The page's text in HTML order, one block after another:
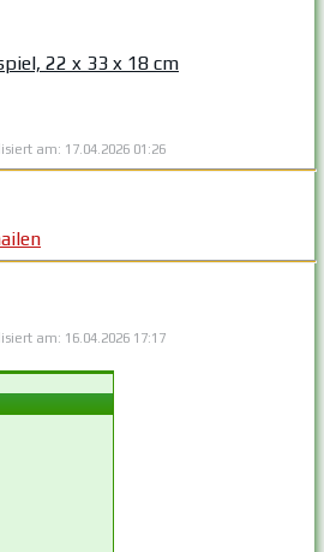
22 x 33 x 18 cm
am: 17.04.2026 01:26
am: 16.04.2026 17:17